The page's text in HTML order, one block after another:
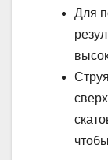
Для